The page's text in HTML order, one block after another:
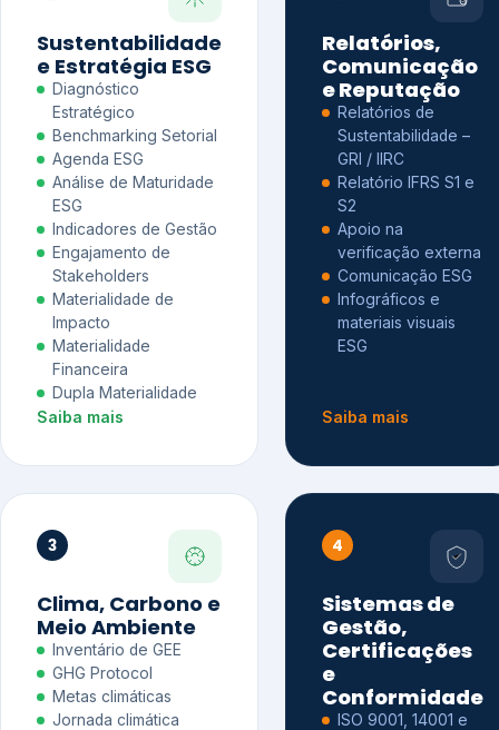
Sustentabilidade
e Estratégia ESG
Diagnóstico
Estratégico
Benchmarking Setorial
Agenda ESG
Análise de Maturidade
ESG
Indicadores de Gestão
Engajamento de
Stakeholders
Materialidade de
Impacto
Materialidade
Financeira
Dupla Materialidade
Saiba mais
Relatórios,
Comunicação
e Reputação
Relatórios de
Sustentabilidade –
GRI / IIRC
Relatório IFRS S1 e
S2
Apoio na
verificação externa
Comunicação ESG
Infográficos e
materiais visuais
ESG
Saiba mais
3
Clima, Carbono e
Meio Ambiente
Inventário de GEE
GHG Protocol
Metas climáticas
Jornada climática
4
Sistemas de
Gestão,
Certificações
e
Conformidade
ISO 9001, 14001 e